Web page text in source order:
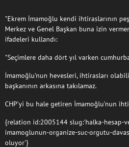
"Ekrem İmamoğlu kendi ihtiraslarının
Merkez ve Genel Başkan buna izin
ifadeleri kullandı:
"Seçimlere daha dört yıl varken
İmamoğlu’nun hevesleri, ihtirasları
başkanının arkasına takılamaz.
CHP’yi bu hale getiren İmamoğlu’nun
{relation id:2005144 slug:'halka-hesap-
imamoglunun-organize-suc-orgutu-
oluyor'}